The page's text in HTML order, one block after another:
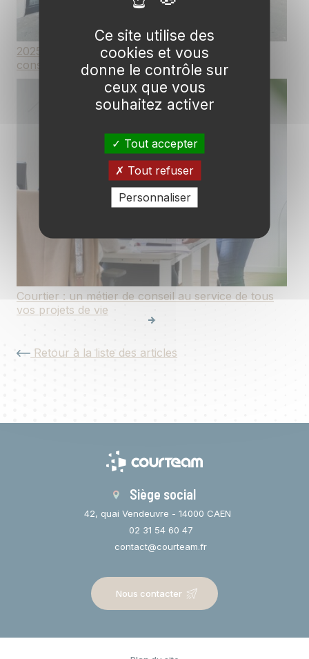
2025 : une année de beaux projets et de
consolidation pour Courteam
Courtier : un métier de conseil au service de tous
vos projets de vie
Retour à la liste des articles
Siège social
42, quai Vendeuvre - 14000 CAEN
02 31 54 60 47
contact@courteam.fr
Nous contacter
Ce site utilise des
cookies et vous
donne le contrôle sur
ceux que vous
souhaitez activer
Tout accepter
Tout refuser
Personnaliser